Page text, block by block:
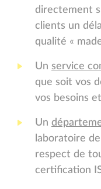
directement
clients un
qualité «
Un service
que soit vos
vos besoins
Un
laboratoire
respect de
certification